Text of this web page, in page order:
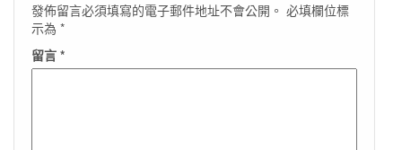
發佈留言必須填寫的電子郵件地址不會公開。 必填欄位標
示為 *
留言 *